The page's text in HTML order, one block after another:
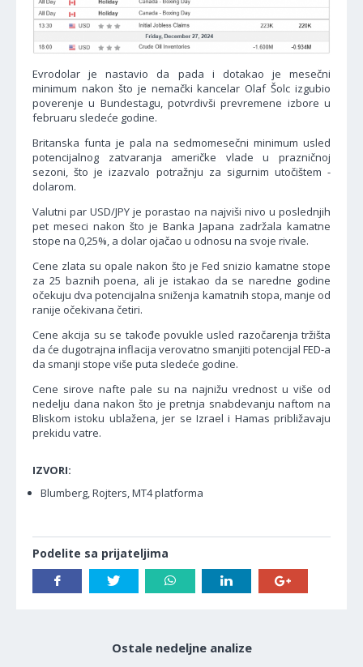
Evrodolar je nastavio da pada i dotakao je mesečni
minimum nakon što je nemački kancelar Olaf Šolc izgubio
poverenje u Bundestagu, potvrdivši prevremene izbore u
februaru sledeće godine.
Britanska funta je pala na sedmomesečni minimum usled
potencijalnog zatvaranja američke vlade u prazničnoj
sezoni, što je izazvalo potražnju za sigurnim utočištem -
dolarom.
Valutni par USD/JPY je porastao na najviši nivo u poslednjih
pet meseci nakon što je Banka Japana zadržala kamatne
stope na 0,25%, a dolar ojačao u odnosu na svoje rivale.
Cene zlata su opale nakon što je Fed snizio kamatne stope
za 25 baznih poena, ali je istakao da se naredne godine
očekuju dva potencijalna sniženja kamatnih stopa, manje od
ranije očekivana četiri.
Cene akcija su se takođe povukle usled razočarenja tržišta
da će dugotrajna inflacija verovatno smanjiti potencijal FED-a
da smanji stope više puta sledeće godine.
Cene sirove nafte pale su na najnižu vrednost u više od
nedelju dana nakon što je pretnja snabdevanju naftom na
Bliskom istoku ublažena, jer se Izrael i Hamas približavaju
prekidu vatre.
IZVORI:
Blumberg, Rojters, MT4 platforma
Podelite sa prijateljima
Ostale nedeljne analize